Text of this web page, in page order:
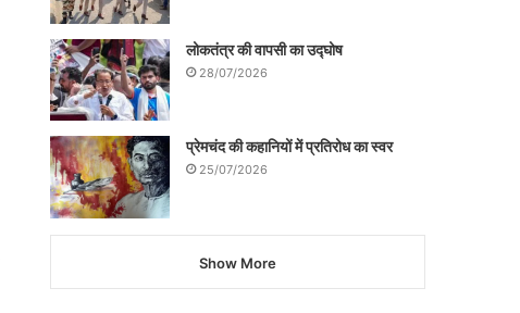
लोकतंत्र की वापसी का उद्घोष
28/07/2026
प्रेमचंद की कहानियों में प्रतिरोध का स्वर
25/07/2026
Show More